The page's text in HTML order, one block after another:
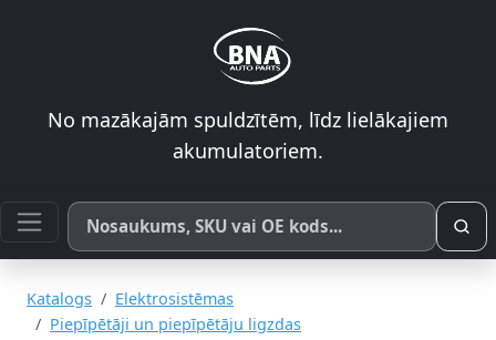
No mazākajām spuldzītēm, līdz lielākajiem
akumulatoriem.
Meklēt pēc produkta nosaukuma, SKU vai OE koda
Katalogs
Elektrosistēmas
Piepīpētāji un piepīpētāju ligzdas